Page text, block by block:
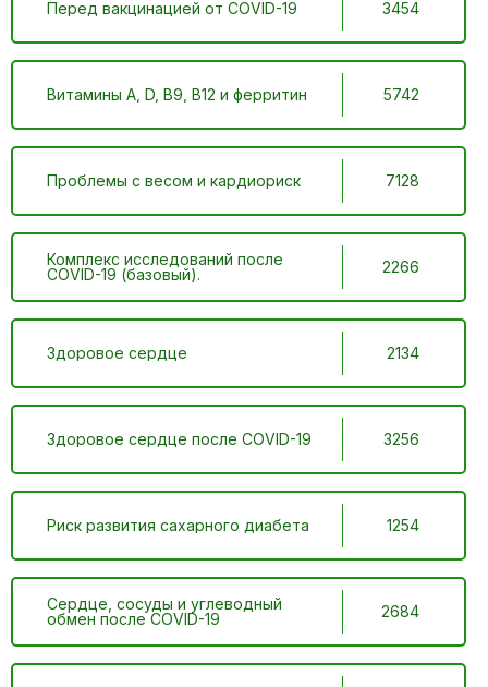
Перед вакцинацией от COVID-19 3454
Витамины A, D, B9, B12 и ферритин 5742
Проблемы с весом и кардиориск 7128
Комплекс исследований после
COVID-19 (базовый).
2266
Здоровое сердце 2134
Здоровое сердце после COVID-19 3256
Риск развития сахарного диабета 1254
Сердце, сосуды и углеводный
обмен после COVID-19
2684